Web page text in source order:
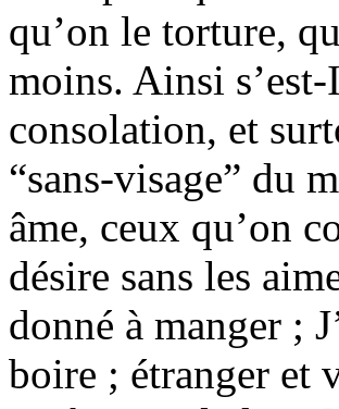
qu’on le torture,
moins. Ainsi
consolation, et
“sans-visage” du
âme, ceux qu’on
désire sans les
donné à manger ;
boire ; étranger et